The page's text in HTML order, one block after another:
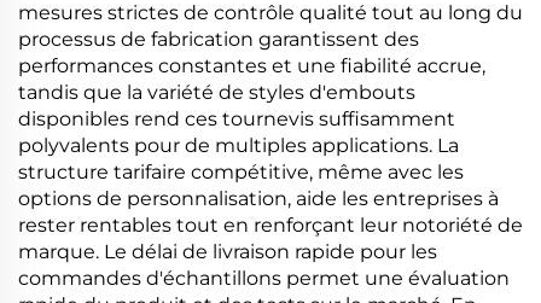
mesures strictes de contrôle qualité tout au long du
processus de fabrication garantissent des
performances constantes et une fiabilité accrue,
tandis que la variété de styles d'embouts
disponibles rend ces tournevis suffisamment
polyvalents pour de multiples applications. La
structure tarifaire compétitive, même avec les
options de personnalisation, aide les entreprises à
rester rentables tout en renforçant leur notoriété de
marque. Le délai de livraison rapide pour les
commandes d'échantillons permet une évaluation